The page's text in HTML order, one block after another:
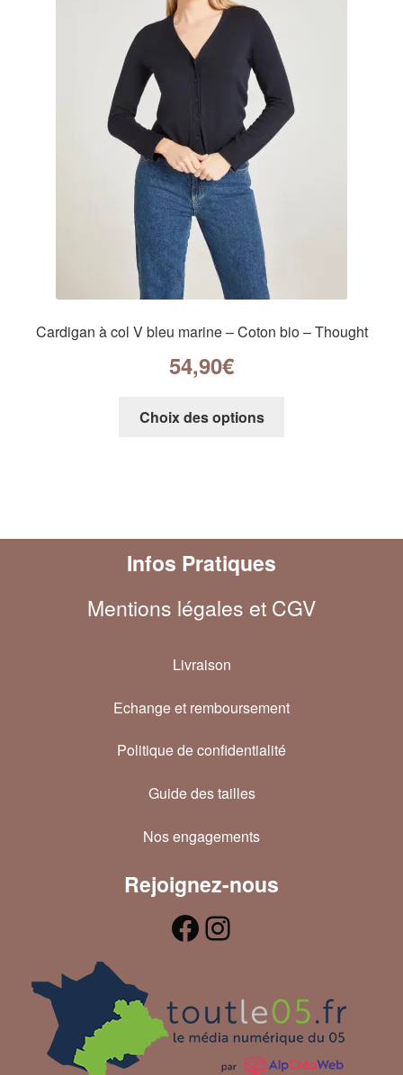
Cardigan à col V bleu marine – Coton bio – Thought
54,90€
Choix des options
Infos Pratiques
Mentions légales et CGV
Livraison
Echange et remboursement
Politique de confidentialité
Guide des tailles
Nos engagements
Rejoignez-nous